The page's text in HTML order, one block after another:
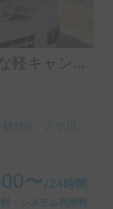
ソルボスク号 ペット歓迎！快適な軽キャンで車中泊！
に行くことは可能です。
〜/24時間
料・システム利用料